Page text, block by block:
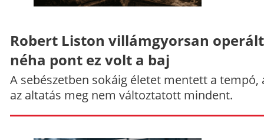
Robert Liston villámgyorsan
néha pont ez volt a baj
A sebészetben sokáig életet mentett a tempó,
az altatás meg nem változtatott mindent.